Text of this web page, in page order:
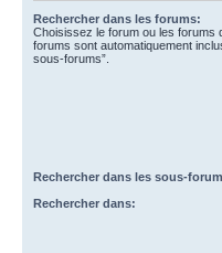
Rechercher dans les forums:
Choisissez le forum ou les
forums sont automatiquement
sous-forums”.
Rechercher dans les sous-
Rechercher dans: